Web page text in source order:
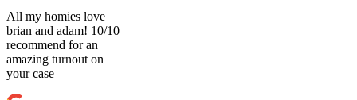
All my homies love
brian and adam! 10/10
recommend for an
amazing turnout on
your case